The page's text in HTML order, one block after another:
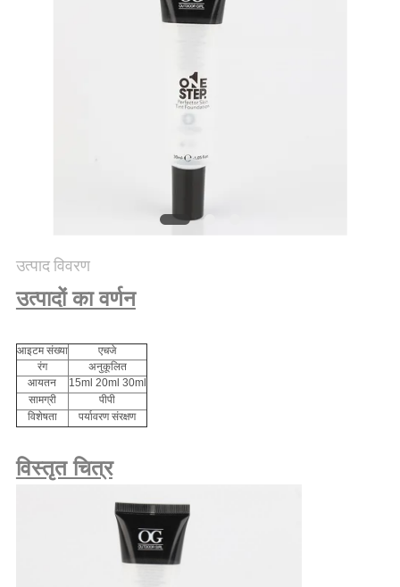
उत्पाद विवरण
उत्पादों का वर्णन
आइटम संख्या
एचजे
रंग
अनुकूलित
आयतन
15ml 20ml 30ml
सामग्री
पीपी
विशेषता
पर्यावरण संरक्षण
विस्तृत चित्र